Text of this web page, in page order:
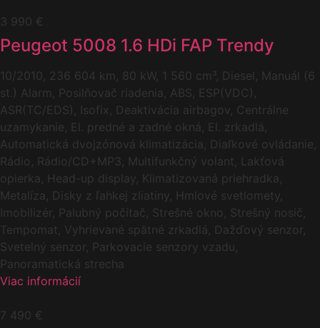
3 990 €
Peugeot 5008 1.6 HDi FAP Trendy
10/2010, 236 604 km, 80 kW, 1 560 cm³, Diesel, Manuál (6
st.) Alarm, Posilňovač riadenia, ABS, ESP(VDC),
ASR(TC/EDS), Isofix, Deaktivácia airbagov, Centrálne
uzamykanie, El. predné a zadné okná, El. zrkadlá,
Automatická dvojzónová klimatizácia, Diaľkové ovládanie,
Rádio, Rádio/CD+MP3, Multifunkčný volant, Lakťová
opierka, Head-up display, Klimatizovaná priehradka,
Metalíza, Disky z ľahkej zliatiny, Hmlové svetlomety,
Imobilizér, Palubný počítač, Strešné okno, Strešný nosič,
Tempomat, Vyhrievané spätné zrkadlá, Dažďový senzor,
Svetelný senzor, Parkovacie senzory vzadu,
Panoramatická strecha
Viac informácií
7 490 €